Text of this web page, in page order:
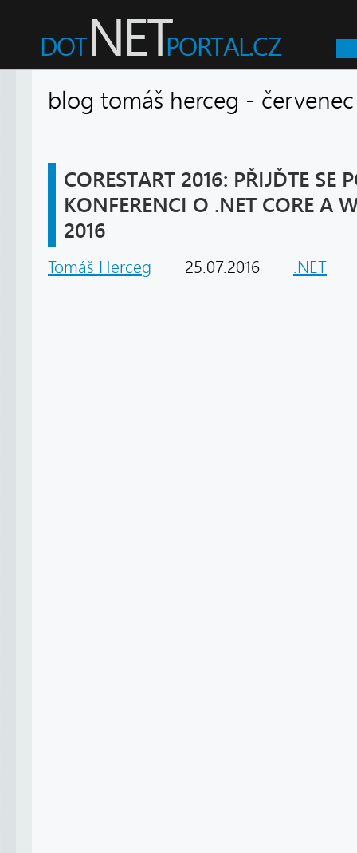
blog tomáš herceg -
CORESTART 2016: PŘIJĎTE SE
KONFERENCI O .NET CORE A
2016
Tomáš Herceg 25.07.2016 .NET